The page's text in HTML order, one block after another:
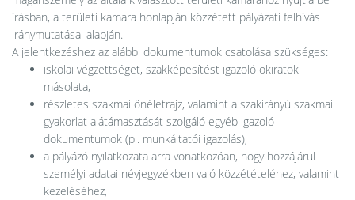
írásban, a területi kamara honlapján közzétett pályázati felhívás
iránymutatásai alapján.
A jelentkezéshez az alábbi dokumentumok csatolása szükséges:
iskolai végzettséget, szakképesítést igazoló okiratok
másolata,
részletes szakmai önéletrajz, valamint a szakirányú szakmai
gyakorlat alátámasztását szolgáló egyéb igazoló
dokumentumok (pl. munkáltatói igazolás),
a pályázó nyilatkozata arra vonatkozóan, hogy hozzájárul
személyi adatai névjegyzékben való közzétételéhez, valamint
kezeléséhez,